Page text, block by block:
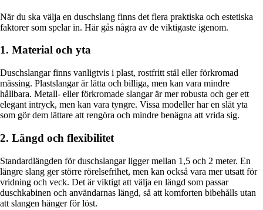
När du ska välja en duschslang finns det flera praktiska och estetiska
faktorer som spelar in. Här gås några av de viktigaste igenom.
1. Material och yta
Duschslangar finns vanligtvis i plast, rostfritt stål eller förkromad
mässing. Plastslangar är lätta och billiga, men kan vara mindre
hållbara. Metall- eller förkromade slangar är mer robusta och ger ett
elegant intryck, men kan vara tyngre. Vissa modeller har en slät yta
som gör dem lättare att rengöra och mindre benägna att vrida sig.
2. Längd och flexibilitet
Standardlängden för duschslangar ligger mellan 1,5 och 2 meter. En
längre slang ger större rörelsefrihet, men kan också vara mer utsatt för
vridning och veck. Det är viktigt att välja en längd som passar
duschkabinen och användarnas längd, så att komforten bibehålls utan
att slangen hänger för löst.